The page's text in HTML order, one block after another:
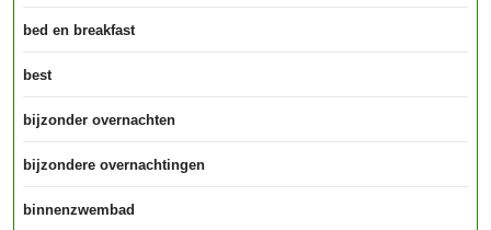
bed en breakfast
best
bijzonder overnachten
bijzondere overnachtingen
binnenzwembad